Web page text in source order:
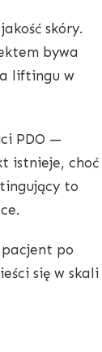
skóry.
bywa
liftingu w
PDO —
istnieje, choć
to
po
się w skali